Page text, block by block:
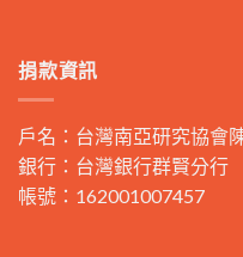
捐款資訊
戶名：台灣南亞研究協會
銀行：台灣銀行群賢分行
帳號：162001007457